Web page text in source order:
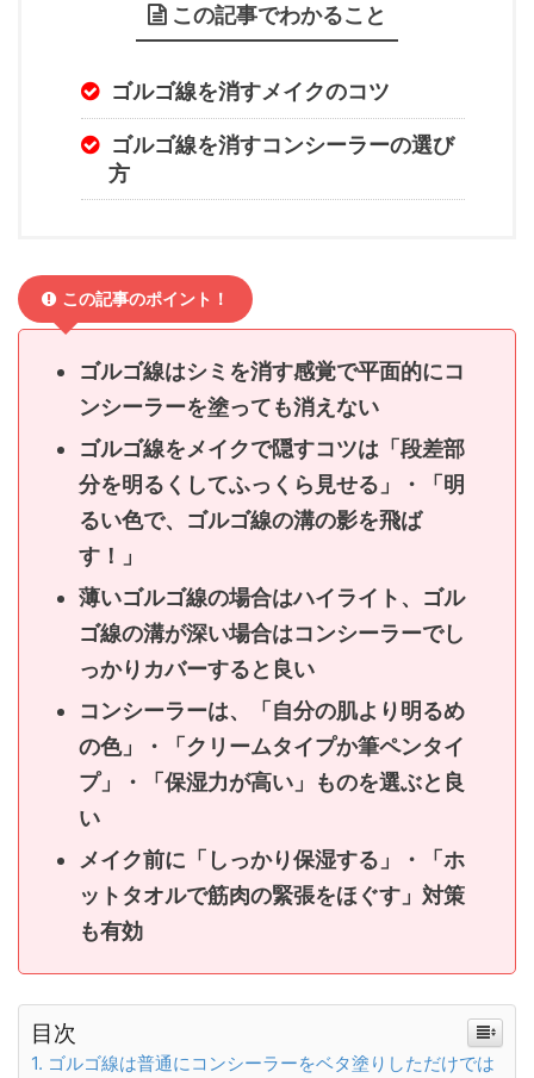
この記事でわかること
ゴルゴ線を消すメイクのコツ
ゴルゴ線を消すコンシーラーの選び
方
この記事のポイント！
ゴルゴ線はシミを消す感覚で平面的にコ
ンシーラーを塗っても消えない
ゴルゴ線をメイクで隠すコツは「段差部
分を明るくしてふっくら見せる」・「明
るい色で、ゴルゴ線の溝の影を飛ば
す！」
薄いゴルゴ線の場合はハイライト、ゴル
ゴ線の溝が深い場合はコンシーラーでし
っかりカバーすると良い
コンシーラーは、「自分の肌より明るめ
の色」・「クリームタイプか筆ペンタイ
プ」・「保湿力が高い」ものを選ぶと良
い
メイク前に「しっかり保湿する」・「ホ
ットタオルで筋肉の緊張をほぐす」対策
も有効
目次
ゴルゴ線は普通にコンシーラーをベタ塗りしただけでは